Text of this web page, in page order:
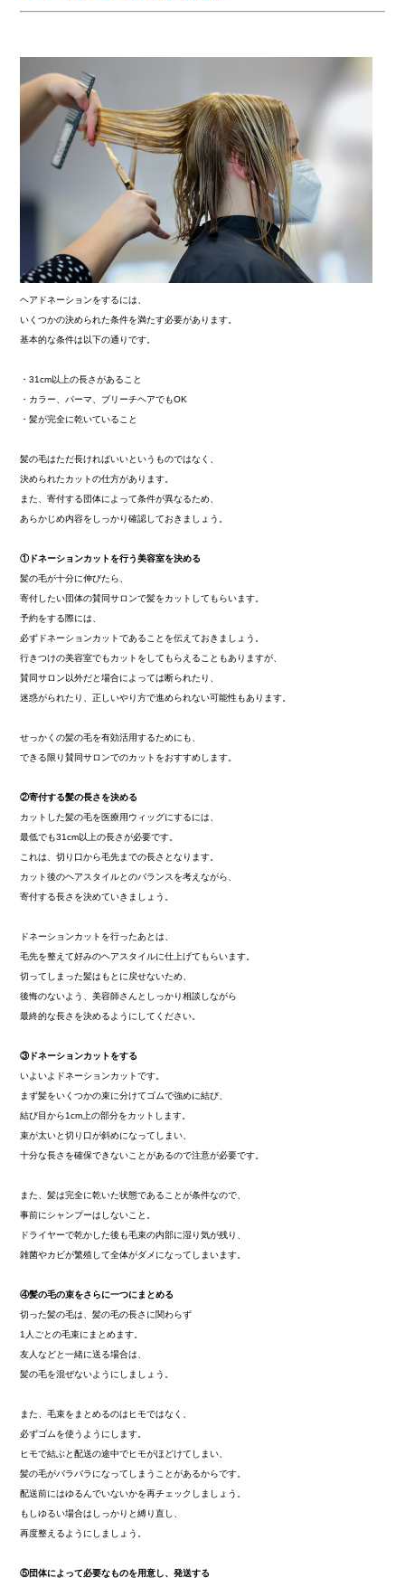
ヘアドネーションをするには、
いくつかの決められた条件を満たす必要があります。
基本的な条件は以下の通りです。
・31cm以上の長さがあること
・カラー、パーマ、ブリーチヘアでもOK
・髪が完全に乾いていること
髪の毛はただ長ければいいというものではなく、
決められたカットの仕方があります。
また、寄付する団体によって条件が異なるため、
あらかじめ内容をしっかり確認しておきましょう。
①ドネーションカットを行う美容室を決める
髪の毛が十分に伸びたら、
寄付したい団体の賛同サロンで髪をカットしてもらいます。
予約をする際には、
必ずドネーションカットであることを伝えておきましょう。
行きつけの美容室でもカットをしてもらえることもありますが、
賛同サロン以外だと場合によっては断られたり、
迷惑がられたり、正しいやり方で進められない可能性もあります。
せっかくの髪の毛を有効活用するためにも、
できる限り賛同サロンでのカットをおすすめします。
②寄付する髪の長さを決める
カットした髪の毛を医療用ウィッグにするには、
最低でも31cm以上の長さが必要です。
これは、切り口から毛先までの長さとなります。
カット後のヘアスタイルとのバランスを考えながら、
寄付する長さを決めていきましょう。
ドネーションカットを行ったあとは、
毛先を整えて好みのヘアスタイルに仕上げてもらいます。
切ってしまった髪はもとに戻せないため、
後悔のないよう、美容師さんとしっかり相談しながら
最終的な長さを決めるようにしてください。
③ドネーションカットをする
いよいよドネーションカットです。
まず髪をいくつかの束に分けてゴムで強めに結び、
結び目から1cm上の部分をカットします。
束が太いと切り口が斜めになってしまい、
十分な長さを確保できないことがあるので注意が必要です。
また、髪は完全に乾いた状態であることが条件なので、
事前にシャンプーはしないこと。
ドライヤーで乾かした後も毛束の内部に湿り気が残り、
雑菌やカビが繁殖して全体がダメになってしまいます。
④髪の毛の束をさらに一つにまとめる
切った髪の毛は、髪の毛の長さに関わらず
1人ごとの毛束にまとめます。
友人などと一緒に送る場合は、
髪の毛を混ぜないようにしましょう。
また、毛束をまとめるのはヒモではなく、
必ずゴムを使うようにします。
ヒモで結ぶと配送の途中でヒモがほどけてしまい、
髪の毛がバラバラになってしまうことがあるからです。
配送前にはゆるんでいないかを再チェックしましょう。
もしゆるい場合はしっかりと縛り直し、
再度整えるようにしましょう。
⑤団体によって必要なものを用意し、発送する